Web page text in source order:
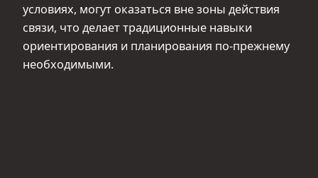
условиях, могут оказаться вне зоны действия
связи, что делает традиционные навыки
ориентирования и планирования по-прежнему
необходимыми.